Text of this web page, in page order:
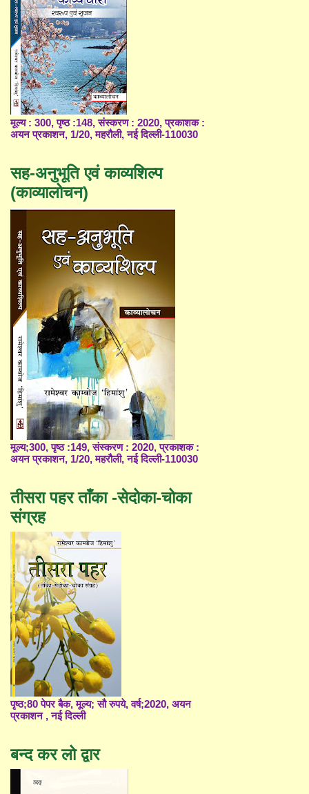
मूल्य : 300, पृष्ठ :148, संस्करण : 2020, प्रकाशक :
अयन प्रकाशन, 1/20, महरौली, नई दिल्ली-110030
सह-अनुभूति एवं काव्यशिल्प
(काव्यालोचन)
मूल्य;300, पृष्ठ :149, संस्करण : 2020, प्रकाशक :
अयन प्रकाशन, 1/20, महरौली, नई दिल्ली-110030
तीसरा पहर ताँका -सेदोका-चोका
संग्रह
पृष्ठ;80 पेपर बैक, मूल्य; सौ रुपये, वर्ष;2020, अयन
प्रकाशन , नई दिल्ली
बन्द कर लो द्वार